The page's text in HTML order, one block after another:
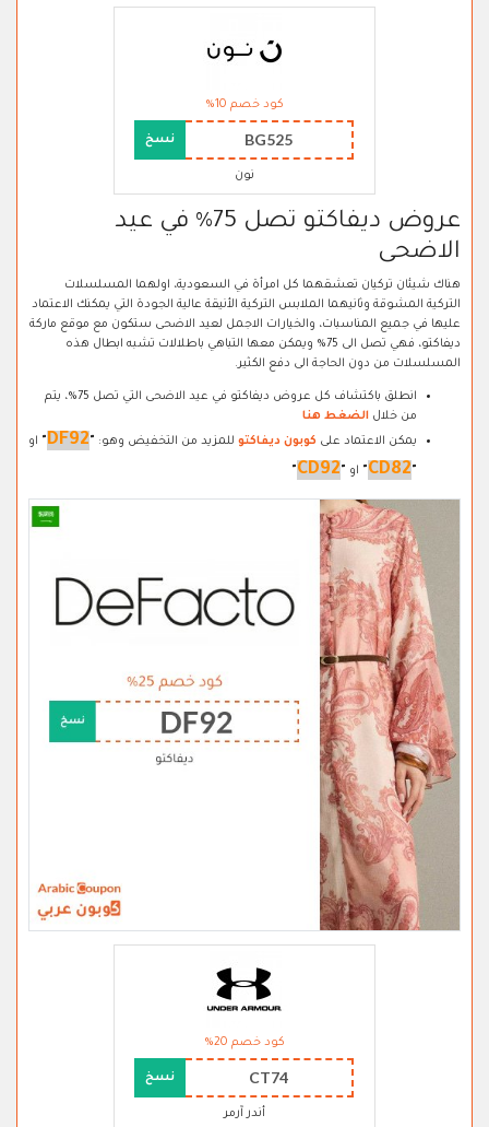
كود خصم 10%
BG525 نسخ
نون
عروض ديفاكتو تصل 75% في عيد
الاضحى
هناك شيئان تركيان تعشقهما كل امرأة في السعودية، اولهما المسلسلات
التركية المشوقة وثانيهما الملابس التركية الأنيقة عالية الجودة التي يمكنك الاعتماد
عليها في جميع المناسبات، والخيارات الاجمل لعيد الاضحى ستكون مع موقع ماركة
ديفاكتو، فهي تصل الى 75% ويمكن معها التباهي باطلالات تشبه ابطال هذه
المسلسلات من دون الحاجة الى دفع الكثير.
انطلق باكتشاف كل عروض ديفاكتو في عيد الاضحى التي تصل 75%، يتم
من خلال الضغط هنا
يمكن الاعتماد على كوبون ديفاكتو للمزيد من التخفيض وهو: "
DF92
" او
"
CD82
" او "
CD92
"
كود خصم 20%
CT74 نسخ
أندر آرمر